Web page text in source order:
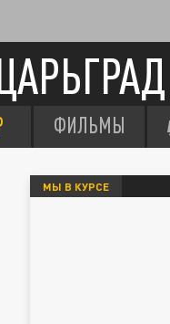
ФИЛЬМЫ
МЫ В КУРСЕ